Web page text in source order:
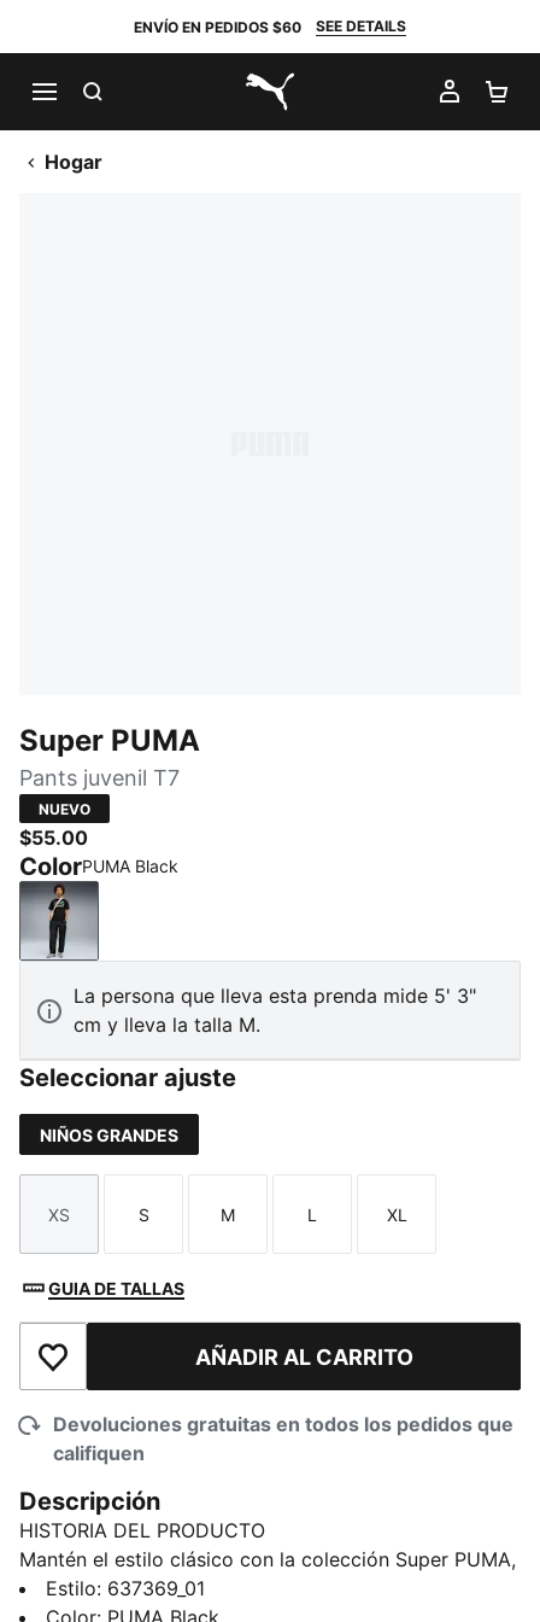
ENVÍO EN PEDIDOS $60 SEE DETAILS
PUMA.com
MI
Hogar
Super PUMA
Pants juvenil T7
NUEVO
$55.00
ColorPUMA Black
PUMA Black
La persona que lleva esta prenda mide 5' 3"
cm y lleva la talla M.
Seleccionar ajuste
NIÑOS GRANDES
Talla
XS
Talla
S
Talla
M
Talla
L
Talla
XL
GUIA DE TALLAS
Añadir a la lista de deseosAÑADIR AL CARRITO
Devoluciones gratuitas en todos los pedidos que
califiquen
Descripción
HISTORIA DEL PRODUCTO
Mantén el estilo clásico con la colección Super PUMA,
diseñada para niños activos y con estilo. Con gráficos
vintage de Super PUMA, colores retro y muchísima
Estilo: 637369_01
Color: PUMA Black